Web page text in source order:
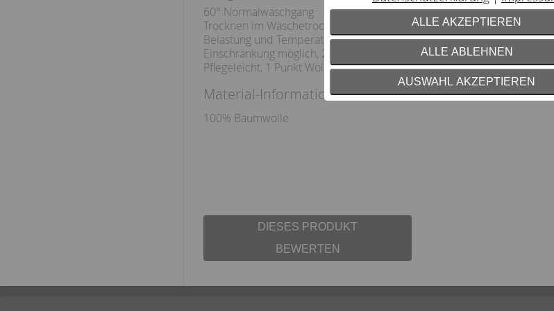
ALLE AKZEPTIEREN
ALLE ABLEHNEN
AUSWAHL AKZEPTIEREN
60° Normalwaschgang
Trocknen im Wäschetrockner bei normaler
Belastung und Temperatur (80 °C) ohne
Einschränkung möglich, 2 Punkte
Pflegeleicht, 1 Punkt Wolle/ Seide/ Synthetik
Material-Information:
100% Baumwolle
DIESES PRODUKT
BEWERTEN